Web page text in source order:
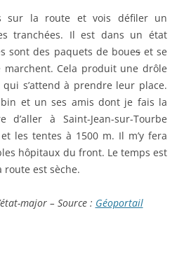
sur la route et vois défiler un
tranchées. Il est dans un état
sont des paquets de boueset se
Cela produit une drôle
s’attend à prendre leur place.
et un ses amis dont je fais la
d’aller à Saint-Jean-sur-Tourbe
les tentes à 1500 m. Il m’y fera
hôpitaux du front. Le temps est
est sèche.
major – Source : Géoportail